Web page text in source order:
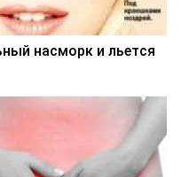
насморк и льется